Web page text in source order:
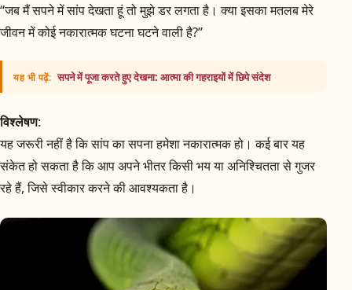
“जब मैं सपने में सांप देखता हूं तो मुझे डर लगता है। क्या इसका मतलब मेरे
जीवन में कोई नकारात्मक घटना घटने वाली है?”
यह भी पढ़ें: सपने में पूजा करते हुए देखना: आत्मा की गहराइयों में छिपे संदेश
विश्लेषण:
यह जरूरी नहीं है कि सांप का सपना हमेशा नकारात्मक हो। कई बार यह
संकेत हो सकता है कि आप अपने भीतर किसी भय या अनिश्चितता से गुजर
रहे हैं, जिसे स्वीकार करने की आवश्यकता है।